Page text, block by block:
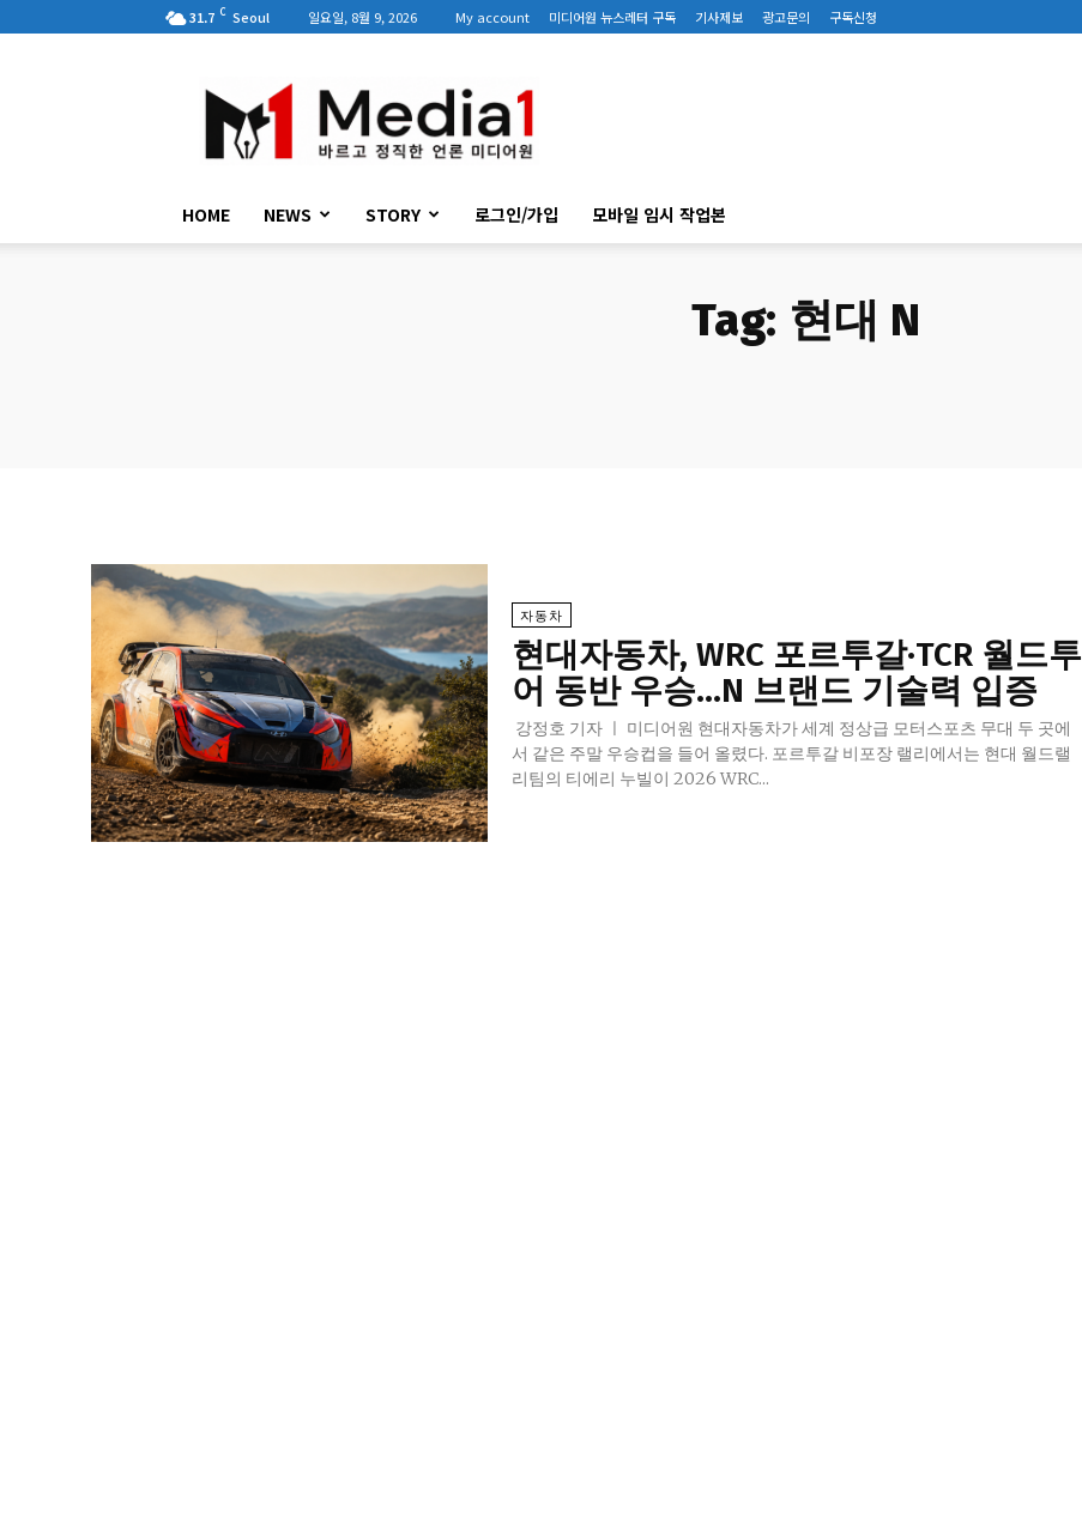
31.7 C Seoul 일요일, 8월 9, 2026 My account 미디어원 뉴스레터 구독 기사제보 광고문의 구독신청
디
어
원
HOME NEWS STORY 로그인/가입 모바일 임시 작업본
Tag: 현대 N
자동차
현대자동차, WRC 포르투갈·TCR 월드투
어 동반 우승…N 브랜드 기술력 입증
강정호 기자 ㅣ 미디어원 현대자동차가 세계 정상급 모터스포츠 무대 두 곳에
서 같은 주말 우승컵을 들어 올렸다. 포르투갈 비포장 랠리에서는 현대 월드랠
리팀의 티에리 누빌이 2026 WRC...